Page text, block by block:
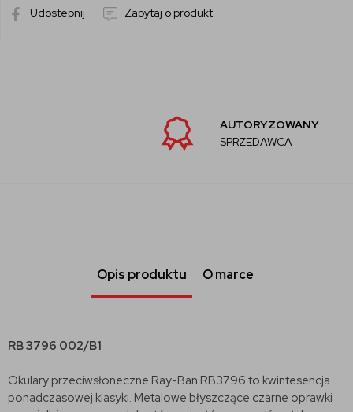
Udostepnij Zapytaj o produkt
AUTORYZOWANY
SPRZEDAWCA
Opis produktu O marce
RB 3796 002/B1
Okulary przeciwsłoneczne Ray-Ban RB3796 to kwintesencja
ponadczasowej klasyki. Metalowe błyszczące czarne oprawki